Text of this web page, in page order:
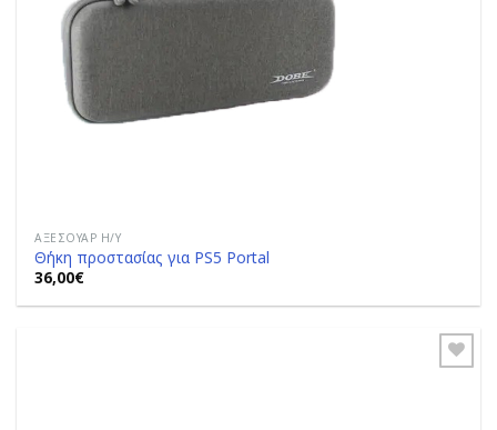
ΑΞΕΣΟΥΆΡ Η/Υ
Θήκη προστασίας για PS5 Portal
36,00€